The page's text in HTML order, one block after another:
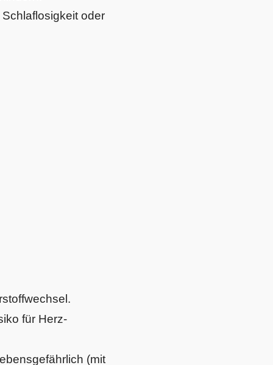
oder
für Herz-
(mit